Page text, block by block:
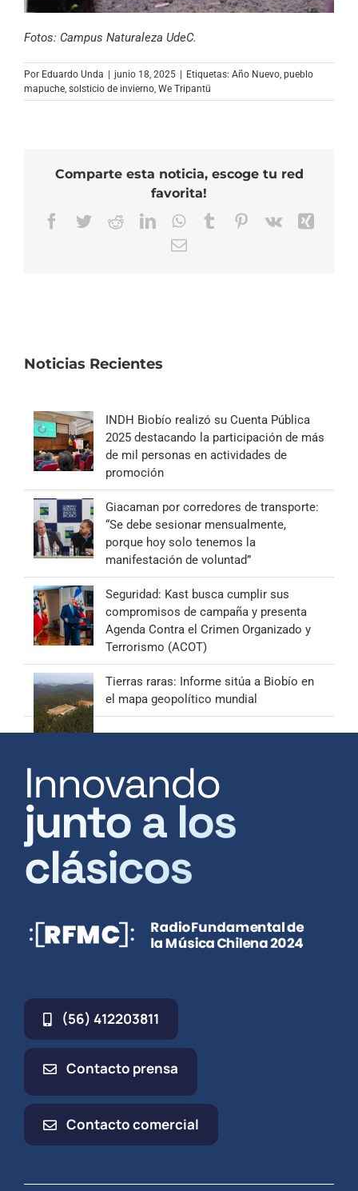
Fotos: Campus Naturaleza UdeC.
Por Eduardo Unda junio 18, 2025 Etiquetas: Año Nuevo, pueblo
mapuche, solsticio de invierno, We Tripantü
Comparte esta noticia, escoge tu red
favorita!
Facebook
TwitterRedditLinkedInWhatsApp
TumblrPinterest
Vk
Correo
Noticias Recientes
INDH Biobío realizó su Cuenta Pública
2025 destacando la participación de más
de mil personas en actividades de
promoción
Giacaman por corredores de transporte:
“Se debe sesionar mensualmente,
porque hoy solo tenemos la
manifestación de voluntad”
Seguridad: Kast busca cumplir sus
compromisos de campaña y presenta
Agenda Contra el Crimen Organizado y
Terrorismo (ACOT)
Tierras raras: Informe sitúa a Biobío en
el mapa geopolítico mundial
Innovando
junto a los
clásicos
(56) 412203811
Contacto prensa
Contacto comercial